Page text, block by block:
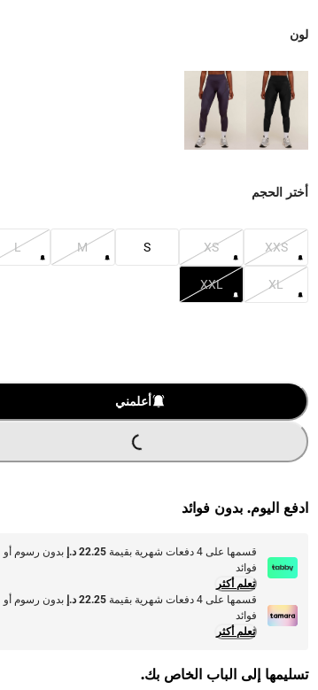
لون
أختر الحجم
XXS
XS
S
M
L
XL
XXL
أعلمني
L
O
A
DI
N G
...
ادفع اليوم. بدون فوائد
قسمها على 4 دفعات شهرية بقيمة 22.25 د.إ
بدون رسوم أو
فوائد
تعلم أكثر
قسمها على 4 دفعات شهرية بقيمة
22.25 د.إ
بدون رسوم أو
فوائد
تعلم أكثر
تسليمها إلى الباب الخاص بك.